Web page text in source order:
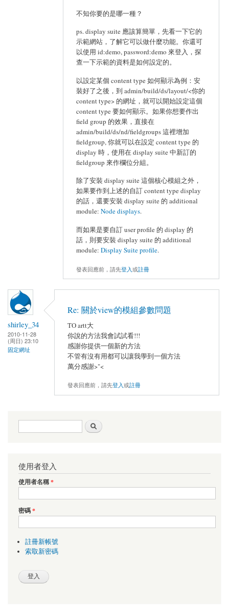
不知你要的是哪一種？
ps. display suite 應該算簡單，先看一下它的
示範網站，了解它可以做什麼功能。你還可
以使用 id:demo, password:demo 來登入，探
查一下示範的資料是如何設定的。
以設定某個 content type 如何顯示為例：安
裝好了之後，到 admin/build/ds/layout/<你的
content type> 的網址，就可以開始設定這個
content type 要如何顯示。如果你想要作出
field group 的效果，直接在
admin/build/ds/nd/fieldgroups 這裡增加
fieldgroup, 你就可以在設定 content type 的
display 時，使用在 display suite 中新訂的
fieldgroup 來作欄位分組。
除了安裝 display suite 這個核心模組之外，
如果要作到上述的自訂 content type display
的話，還要安裝 display suite 的 additional
module: Node displays.
而如果是要自訂 user profile 的 display 的
話，則要安裝 display suite 的 additional
module: Display Suite profile.
發表回應前，請先登入或註冊
shirley_34
2010-11-28
(周日) 23:10
固定網址
Re: 關於view的模組參數問題
TO artt大
你說的方法我會試試看!!!
感謝你提供一個新的方法
不管有沒有用都可以讓我學到一個方法
萬分感謝>"<
發表回應前，請先登入或註冊
搜尋表單
使用者登入
使用者名稱*
密碼*
註冊新帳號
索取新密碼